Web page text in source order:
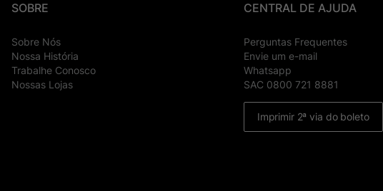
SOBRE
Sobre Nós
Nossa História
Trabalhe Conosco
Nossas Lojas
CENTRAL DE AJUDA
Perguntas Frequentes
Envie um e-mail
Whatsapp
SAC 0800 721 8881
Imprimir 2ª via do boleto